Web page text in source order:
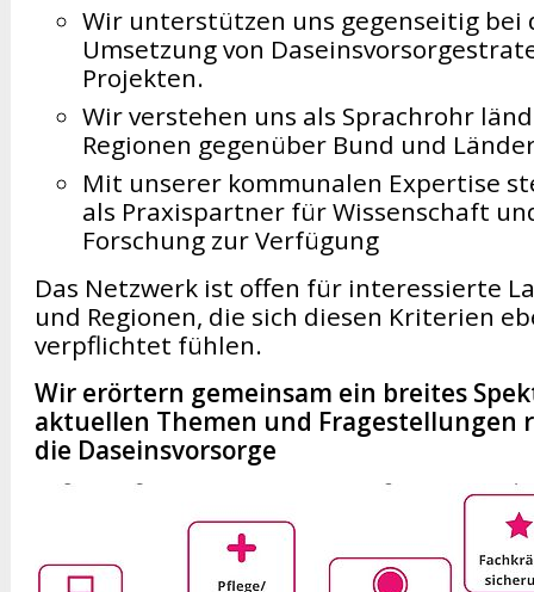
Wir unterstützen uns gegenseitig bei
Umsetzung von
Projekten.
Wir verstehen uns als Sprachrohr
Regionen gegenüber Bund und
Mit unserer kommunalen Expertise
als Praxispartner für Wissenschaft
Forschung zur Verfügung
Das Netzwerk ist offen für interessierte
und Regionen, die sich diesen Kriterien
verpflichtet fühlen.
Wir erörtern gemeinsam ein breites
aktuellen Themen und Fragestellungen
die Daseinsvorsorge